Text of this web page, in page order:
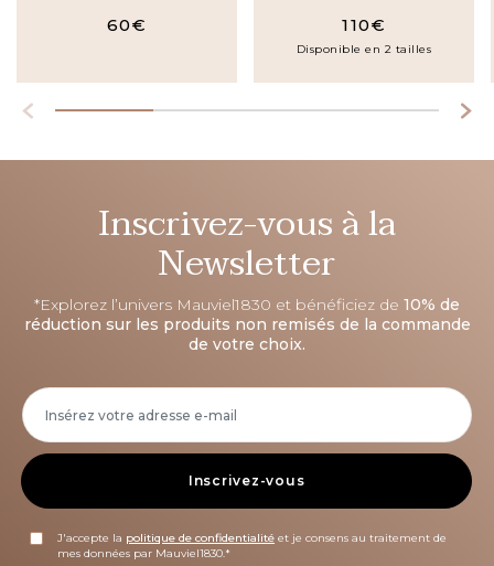
60€ 110€
Disponible en 2 tailles
Inscrivez-vous à la
Newsletter
*Explorez l’univers Mauviel1830 et bénéficiez de 10% de
réduction sur les produits non remisés de la commande
de votre choix.
Inscrivez-vous
J'accepte la politique de confidentialité et je consens au traitement de
mes données par Mauviel1830.*